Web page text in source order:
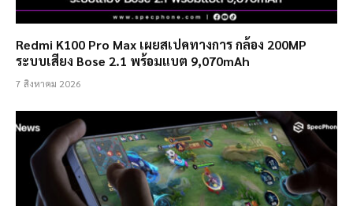
Redmi K100 Pro Max เผยสเปคทางการ กล้อง 200MP
ระบบเสียง Bose 2.1 พร้อมแบต 9,070mAh
7 สิงหาคม 2026